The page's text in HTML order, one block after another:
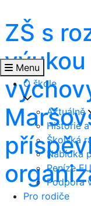
ZŠ s
Menu
O škole
Aktuálně
Historie
Školská
Nabídka
Peníze EU
Podpora
Pro rodiče